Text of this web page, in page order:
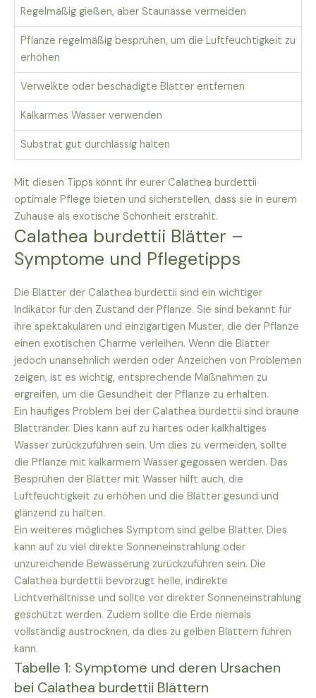
Regelmäßig gießen, aber Staunässe vermeiden
Pflanze regelmäßig besprühen, um die Luftfeuchtigkeit zu
erhöhen
Verwelkte oder beschädigte Blätter entfernen
Kalkarmes Wasser verwenden
Substrat gut durchlässig halten
Mit diesen Tipps könnt ihr eurer Calathea burdettii
optimale Pflege bieten und sicherstellen, dass sie in eurem
Zuhause als exotische Schönheit erstrahlt.
Calathea burdettii Blätter –
Symptome und Pflegetipps
Die Blätter der Calathea burdettii sind ein wichtiger
Indikator für den Zustand der Pflanze. Sie sind bekannt für
ihre spektakulären und einzigartigen Muster, die der Pflanze
einen exotischen Charme verleihen. Wenn die Blätter
jedoch unansehnlich werden oder Anzeichen von Problemen
zeigen, ist es wichtig, entsprechende Maßnahmen zu
ergreifen, um die Gesundheit der Pflanze zu erhalten.
Ein häufiges Problem bei der Calathea burdettii sind braune
Blattränder. Dies kann auf zu hartes oder kalkhaltiges
Wasser zurückzuführen sein. Um dies zu vermeiden, sollte
die Pflanze mit kalkarmem Wasser gegossen werden. Das
Besprühen der Blätter mit Wasser hilft auch, die
Luftfeuchtigkeit zu erhöhen und die Blätter gesund und
glänzend zu halten.
Ein weiteres mögliches Symptom sind gelbe Blätter. Dies
kann auf zu viel direkte Sonneneinstrahlung oder
unzureichende Bewässerung zurückzuführen sein. Die
Calathea burdettii bevorzugt helle, indirekte
Lichtverhältnisse und sollte vor direkter Sonneneinstrahlung
geschützt werden. Zudem sollte die Erde niemals
vollständig austrocknen, da dies zu gelben Blättern führen
kann.
Tabelle 1: Symptome und deren Ursachen
bei Calathea burdettii Blättern